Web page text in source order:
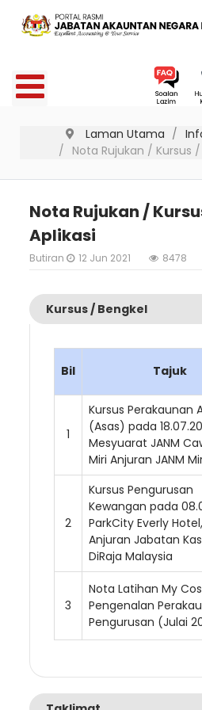
Laman Utama
Nota Rujukan / Kursus
Nota Rujukan /
Aplikasi
Butiran 12 Jun 2021 8478
Kursus / Bengkel
Bil Tajuk
1
Kursus Perakaunan
(Asas) pada
Mesyuarat JANM
Miri Anjuran JANM
2
Kursus Pengurusan
Kewangan pada
ParkCity Everly
Anjuran Jabatan
DiRaja Malaysia
3
Nota Latihan My
Pengenalan
Pengurusan (Julai